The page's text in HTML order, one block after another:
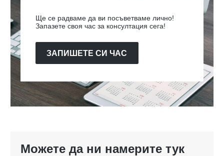
Ще се радваме да ви посъветваме лично!
Запазете своя час за консултация сега!
ЗАПИШЕТЕ СИ ЧАС
Можете да ни намерите тук